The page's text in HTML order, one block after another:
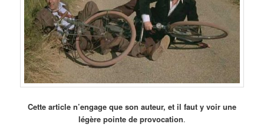
Cette article n’engage que son auteur, et il faut y voir une
légère pointe de provocation.